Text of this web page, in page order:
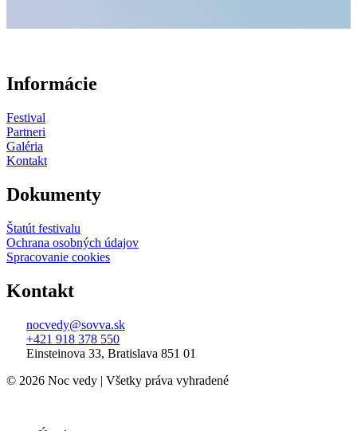
Informácie
Festival
Partneri
Galéria
Kontakt
Dokumenty
Štatút festivalu
Ochrana osobných údajov
Spracovanie cookies
Kontakt
nocvedy@sovva.sk
+421 918 378 550
Einsteinova 33, Bratislava 851 01
© 2026 Noc vedy | Všetky práva vyhradené